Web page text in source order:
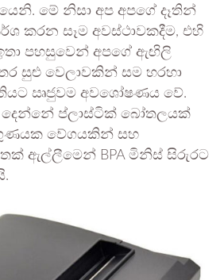
මේ නිසා අප අපගේ දෑතින්
කරන සෑම අවස්ථාවකදීම, එහි
පහසුවෙන් අපගේ ඇඟිලි
සුළු වෙලාවකින් සම හරහා
ඍජුවම අවශෝෂණය වේ.
දෙන්නේ ප්ලාස්ටික් බෝතලයක්
වේගයකින් සහ
ඇල්ලීමෙන් BPA මිනිස් සිරුරට